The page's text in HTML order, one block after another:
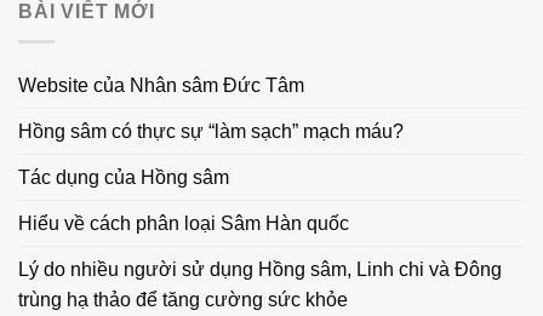
BÀI VIẾT MỚI
Website của Nhân sâm Đức Tâm
Hồng sâm có thực sự “làm sạch” mạch máu?
Tác dụng của Hồng sâm
Hiểu về cách phân loại Sâm Hàn quốc
Lý do nhiều người sử dụng Hồng sâm, Linh chi và Đông
trùng hạ thảo để tăng cường sức khỏe